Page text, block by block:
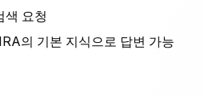
색 요청
의 기본 지식으로 답변 가능